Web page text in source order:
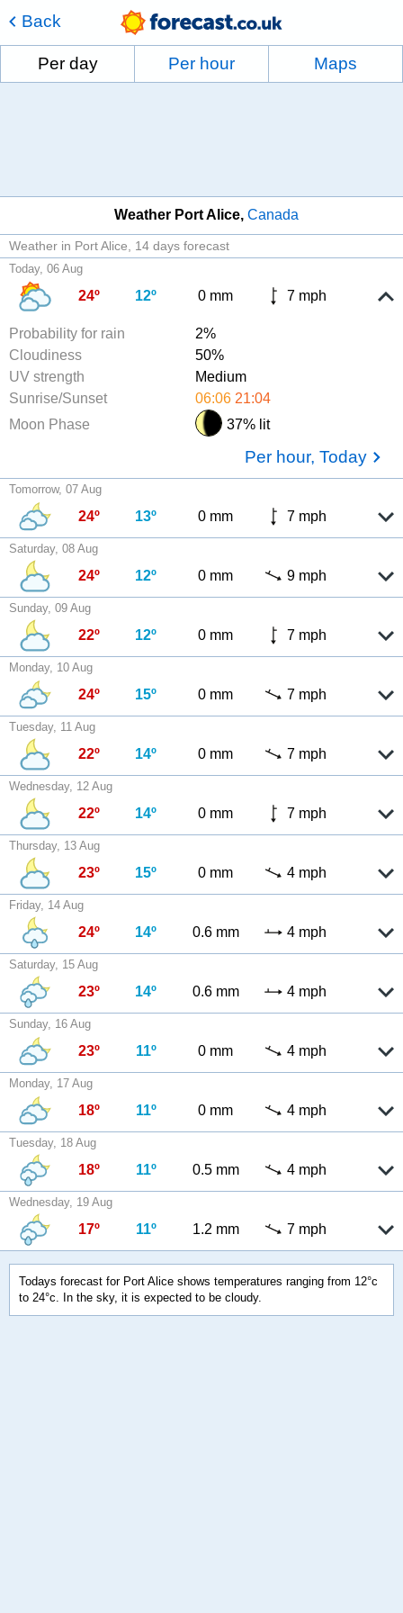
Back
Per day Per hour Maps
Weather Port Alice Canada
Weather in Port Alice 14 days forecast
Today, 06 Aug
24º 12º 0 mm 7 mph
Probability for rain
2%
Cloudiness
50%
UV strength
Medium
Sunrise/Sunset
06:06 21:04
Moon Phase
37% lit
Per hour, Today
Tomorrow, 07 Aug
24º 13º 0 mm 7 mph
Saturday, 08 Aug
24º 12º 0 mm 9 mph
Sunday, 09 Aug
22º 12º 0 mm 7 mph
Monday, 10 Aug
24º 15º 0 mm 7 mph
Tuesday, 11 Aug
22º 14º 0 mm 7 mph
Wednesday, 12 Aug
22º 14º 0 mm 7 mph
Thursday, 13 Aug
23º 15º 0 mm 4 mph
Friday, 14 Aug
24º 14º 0.6 mm 4 mph
Saturday, 15 Aug
23º 14º 0.6 mm 4 mph
Sunday, 16 Aug
23º 11º 0 mm 4 mph
Monday, 17 Aug
18º 11º 0 mm 4 mph
Tuesday, 18 Aug
18º 11º 0.5 mm 4 mph
Wednesday, 19 Aug
17º 11º 1.2 mm 7 mph
Todays forecast for Port Alice shows temperatures ranging from 12°c
to 24°c. In the sky, it is expected to be cloudy.